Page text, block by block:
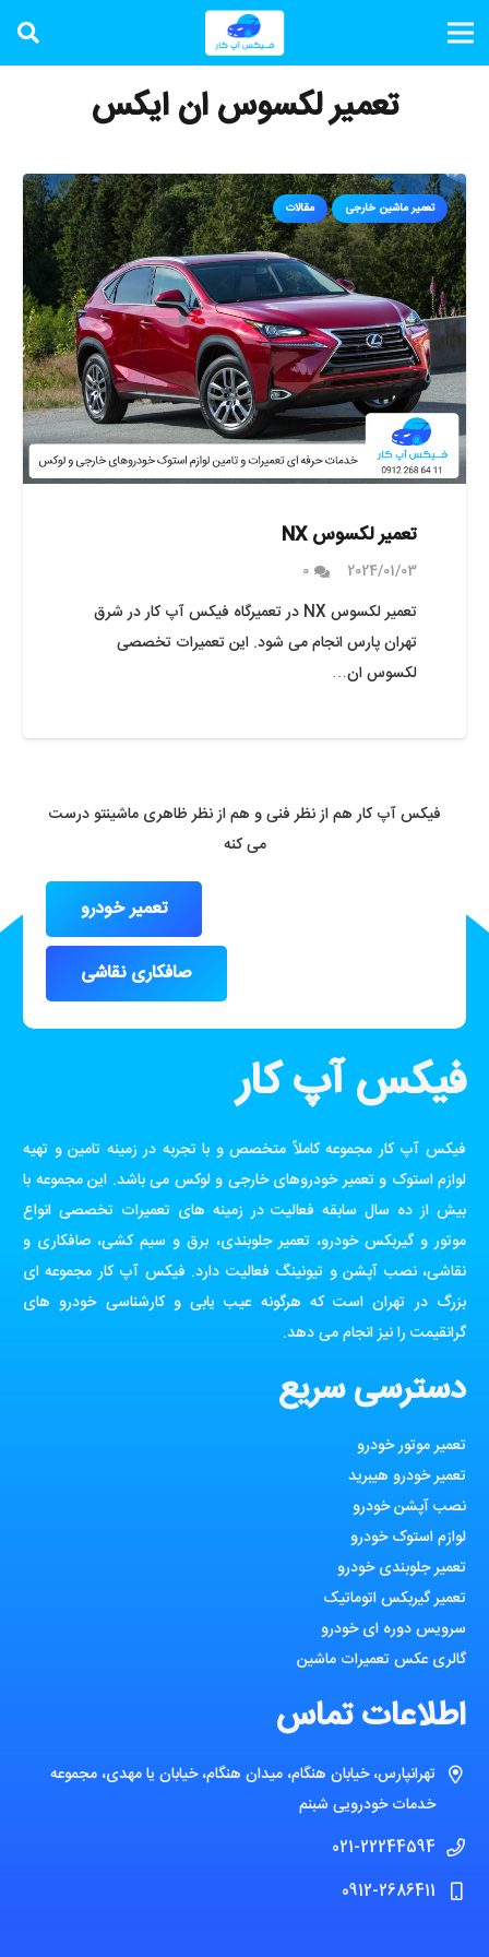
تعمیر لکسوس ان ایکس
تعمیر ماشین خارجی مقالات
تعمیر لکسوس NX
2024/01/03
0
تعمیر لکسوس NX در تعمیرگاه فیکس آپ کار در شرق
تهران پارس انجام می شود. این تعمیرات تخصصی
لکسوس ان…
فیکس آپ کار هم از نظر فنی و هم از نظر ظاهری ماشینتو درست
می کنه
تعمیر خودرو
صافکاری نقاشی
فیکس آپ کار
فیکس آپ کار مجموعه کاملاً متخصص و با تجربه در زمینه تامین و تهیه
لوازم استوک و تعمیر خودروهای خارجی و لوکس می باشد. این مجموعه با
بیش از ده سال سابقه فعالیت در زمینه های تعمیرات تخصصی انواع
موتور و گیربکس خودرو، تعمیر جلوبندی، برق و سیم کشی، صافکاری و
نقاشی، نصب آپشن و تیونینگ فعالیت دارد. فیکس آپ کار مجموعه ای
بزرگ در تهران است که هرگونه عیب یابی و کارشناسی خودرو های
گرانقیمت را نیز انجام می دهد.
دسترسی سریع
تعمیر موتور خودرو
تعمیر خودرو هیبرید
نصب آپشن خودرو
لوازم استوک خودرو
تعمیر جلوبندی خودرو
تعمیر گیربکس اتوماتیک
سرویس دوره ای خودرو
گالری عکس تعمیرات ماشین
اطلاعات تماس
تهرانپارس، خیابان هنگام، میدان هنگام، خیابان یا مهدی، مجموعه
خدمات خودرویی شبنم
021-22244594
0912-2686411